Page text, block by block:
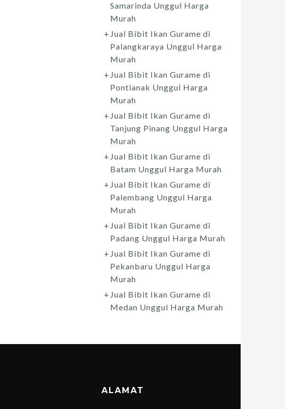
Samarinda Unggul Harga
Murah
Jual Bibit Ikan Gurame di
Palangkaraya Unggul Harga
Murah
Jual Bibit Ikan Gurame di
Pontianak Unggul Harga
Murah
Jual Bibit Ikan Gurame di
Tanjung Pinang Unggul Harga
Murah
Jual Bibit Ikan Gurame di
Batam Unggul Harga Murah
Jual Bibit Ikan Gurame di
Palembang Unggul Harga
Murah
Jual Bibit Ikan Gurame di
Padang Unggul Harga Murah
Jual Bibit Ikan Gurame di
Pekanbaru Unggul Harga
Murah
Jual Bibit Ikan Gurame di
Medan Unggul Harga Murah
ALAMAT